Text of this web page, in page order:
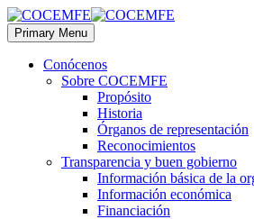
Primary Menu
Conócenos
Sobre COCEMFE
Propósito
Historia
Órganos de representación
Reconocimientos
Transparencia y buen gobierno
Información básica de la
Información económica
Financiación